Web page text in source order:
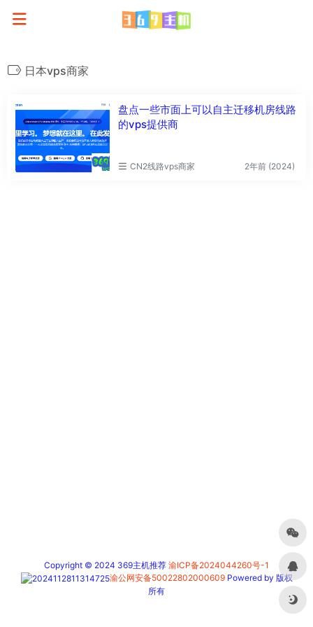
日本vps商家
盘点一些市面上可以自主迁移机房线路
的vps提供商
CN2线路vps商家 2年前 (2024)
Copyright © 2024 369主机推荐 渝ICP备2024044260号-1
渝公网安备50022802000609Powered by 版权
所有